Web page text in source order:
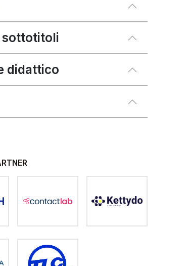
sottotitoli
didattico